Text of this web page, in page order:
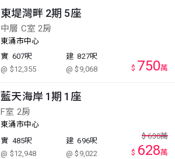
東堤灣畔 2期 5座
中層 C室 2房
東涌市中心
實 607呎
@ $12,355
建 827呎
@ $9,068
$ 750萬
藍天海岸 1期 1座
F室 2房
東涌市中心
實 485呎
@ $12,948
建 696呎
@ $9,022
$ 630萬
$ 628萬